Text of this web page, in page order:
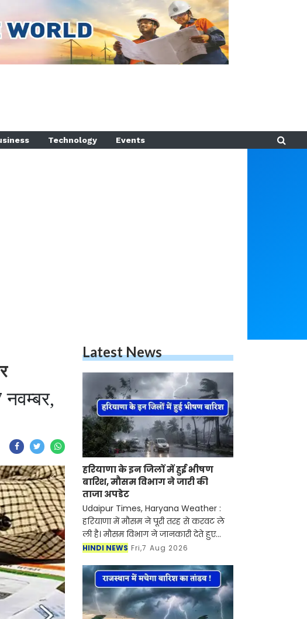
Technology Events
Latest News
हरियाणा के इन जिलों में हुई भीषण
बारिश, मौसम विभाग ने जारी की
ताजा अपडेट
Udaipur Times, Haryana Weather :
हरियाणा में मौसम ने पूरी तरह से करवट ले
ली है। मौसम विभाग ने जानकारी देते हुए
बताया की प्रदेश में मानसून एक बार फिर
रेवाड़ी, फ
HINDI NEWS Fri,7 Aug 2026